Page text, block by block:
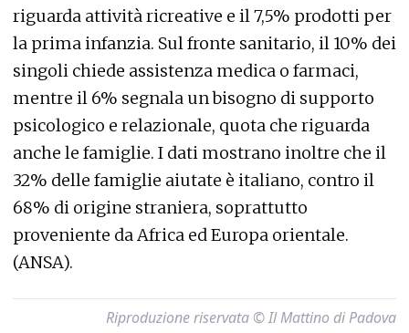
riguarda attività ricreative e il 7,5% prodotti per
la prima infanzia. Sul fronte sanitario, il 10% dei
singoli chiede assistenza medica o farmaci,
mentre il 6% segnala un bisogno di supporto
psicologico e relazionale, quota che riguarda
anche le famiglie. I dati mostrano inoltre che il
32% delle famiglie aiutate è italiano, contro il
68% di origine straniera, soprattutto
proveniente da Africa ed Europa orientale.
(ANSA).
Riproduzione riservata © Il Mattino di Padova